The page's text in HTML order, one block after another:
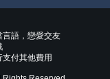
心生活APP」內「帳
語，戀愛交友
付其他費用